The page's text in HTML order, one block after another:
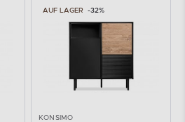
AUF LAGER -32%
KONSIMO